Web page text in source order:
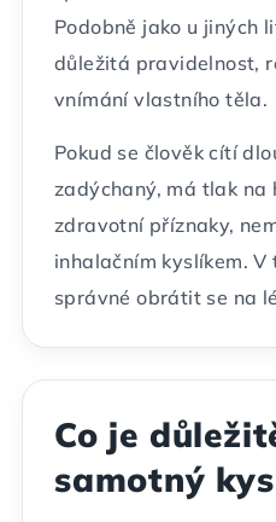
Podobně jako u jiných
důležitá pravidelnost,
vnímání vlastního těla.
Pokud se člověk cítí
zadýchaný, má tlak na
zdravotní příznaky,
inhalačním kyslíkem.
správné obrátit se na
Co je
samotný